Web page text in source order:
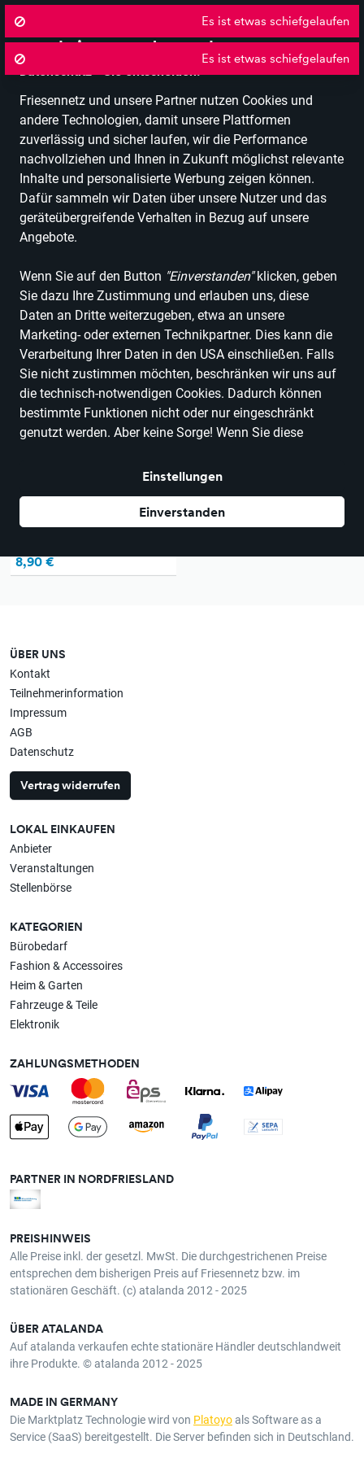
Wir nutzen Cookies um unsere Dienste
zu erbringen und zu verbessern.
Datenschutz - Sie entscheiden!
Friesennetz und unsere Partner nutzen Cookies und
andere Technologien, damit unsere Plattformen
zuverlässig und sicher laufen, wir die Performance
nachvollziehen und Ihnen in Zukunft möglichst relevante
Inhalte und personalisierte Werbung zeigen können.
Dafür sammeln wir Daten über unsere Nutzer und das
geräteübergreifende Verhalten in Bezug auf unsere
Angebote.
Wenn Sie auf den Button "Einverstanden"klicken, geben
Sie dazu Ihre Zustimmung und erlauben uns, diese
Daten an Dritte weiterzugeben, etwa an unsere
Marketing- oder externen Technikpartner. Dies kann die
Verarbeitung Ihrer Daten in den USA einschließen. Falls
Sie nicht zustimmen möchten, beschränken wir uns auf
die technisch-notwendigen Cookies. Dadurch können
bestimmte Funktionen nicht oder nur eingeschränkt
genutzt werden. Aber keine Sorge! Wenn Sie diese
und Stelle noch einmal auf die Einstellungen hin, damit
Alle Optionen und weitere Details finden Sie in der
Datenschutzerklärung.
Einstellungen
Einverstanden
Alle Kategorien Alle Produkte Angebote Bürobedarf
Einkaufen in Nordfriesland Heim & Garten
Küche &
Esszimmer
Küchenhelfer & -utensilien
Messbecher &
Dosierlöffel
Messbecher & Dosierlöffel
1 Produkt
8,90 €
ÜBER UNS
Kontakt
Teilnehmerinformation
Impressum
AGB
Datenschutz
Vertrag widerrufen
LOKAL EINKAUFEN
Anbieter
Veranstaltungen
Stellenbörse
KATEGORIEN
Bürobedarf
Fashion & Accessoires
Heim & Garten
Fahrzeuge & Teile
Elektronik
ZAHLUNGSMETHODEN
PARTNER IN NORDFRIESLAND
PREISHINWEIS
Alle Preise inkl. der gesetzl. MwSt. Die durchgestrichenen Preise
entsprechen dem bisherigen Preis auf Friesennetz bzw. im
stationären Geschäft. (c) atalanda 2012 - 2025
ÜBER ATALANDA
Auf atalanda verkaufen echte stationäre Händler deutschlandweit
ihre Produkte. © atalanda 2012 - 2025
MADE IN GERMANY
Die Marktplatz Technologie wird von Platoyoals Software as a
Service (SaaS) bereitgestellt. Die Server befinden sich in Deutschland.
Es ist etwas schiefgelaufen
Es ist etwas schiefgelaufen